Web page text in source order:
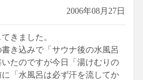
2006年08月27日
きました。
き込みで「サウナ後の水風呂
たのですが今日「湯けむりの
「水風呂は必ず汗を流してか